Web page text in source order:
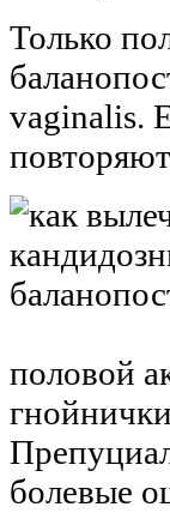
Только
vaginalis.
половой
болевые